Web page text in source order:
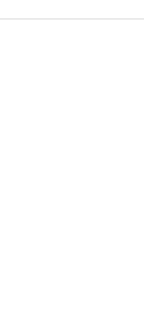
めることも出来るのです